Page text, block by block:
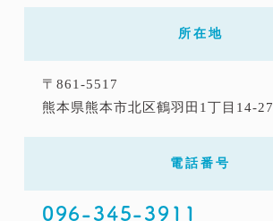
所在地
〒861-5517
熊本県熊本市北区鶴羽田1丁目14-27
電話番号
096-345-3911